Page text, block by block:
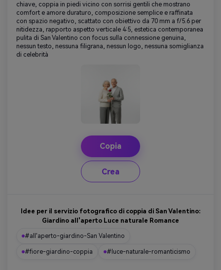
chiave, coppia in piedi vicino con sorrisi gentili che mostrano
comfort e amore duraturo, composizione semplice e raffinata
con spazio negativo, scattato con obiettivo da 70 mm a f/5.6 per
nitidezza, rapporto aspetto verticale 4:5, estetica contemporanea
pulita di San Valentino con focus sulla connessione genuina,
nessun testo, nessuna filigrana, nessun logo, nessuna somiglianza
di celebrità
Copia
Crea
Idee per il servizio fotografico di coppia di San Valentino:
Giardino all'aperto Luce naturale Romance
#all'aperto-giardino-San Valentino
#fiore-giardino-coppia #luce-naturale-romanticismo